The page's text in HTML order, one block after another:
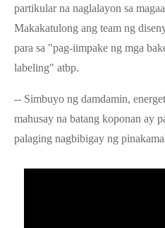
partikular na naglalayon sa
Makakatulong ang team ng
para sa "pag-iimpake ng mga
labeling" atbp.
-- Simbuyo ng damdamin,
mahusay na batang koponan ay
palaging nagbibigay ng